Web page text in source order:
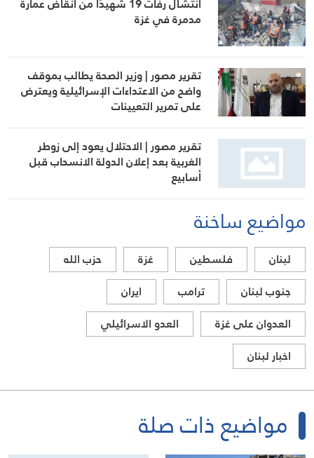
انتشال رفات 19 شهيدًا من أنقاض عمارة
مدمرة في غزة
تقرير مصور | وزير الصحة يطالب بموقف
واضح من الاعتداءات الإسرائيلية ويعترض
على تمرير التعيينات
تقرير مصور | الاحتلال يعود إلى زوطر
الغربية بعد إعلان الدولة الانسحاب قبل
أسابيع
مواضيع ساخنة
لبنان فلسطين غزة
حزب الله
جنوب لبنان
ترامب
ايران
العدوان على غزة
العدو الاسرائيلي
اخبار لبنان
مواضيع ذات صلة